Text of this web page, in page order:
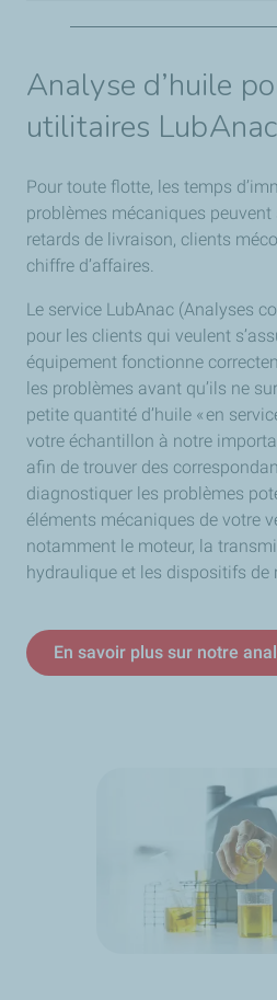
Produit biodégradable et
Solution unique pour toutes
Analyse d’huile
utilitaires LubAnac
Pour toute flotte, les temps
problèmes mécaniques peuvent
retards de livraison, clients
chiffre d’affaires.
Le service LubAnac (Analyses
pour les clients qui veulent
équipement fonctionne
les problèmes avant qu’ils ne
petite quantité d’huile « en
votre échantillon à notre
afin de trouver des
diagnostiquer les problèmes
éléments mécaniques de votre
notamment le moteur, la
hydraulique et les dispositifs de
En savoir plus sur notre